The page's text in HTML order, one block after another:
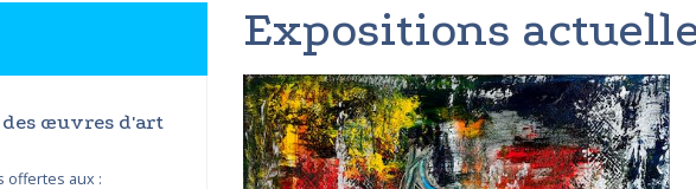
œuvres d'art
offertes aux :
Expositions